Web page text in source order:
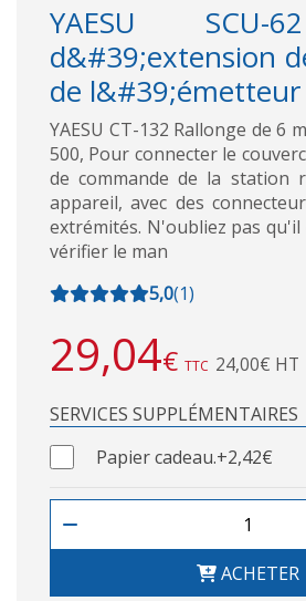
YAESU SCU-
d&#39;extension
de l&#39;émetteur
YAESU CT-132 Rallonge de 6
500, Pour connecter le
de commande de la station
appareil, avec des
extrémités. N'oubliez pas
vérifier le man
5,0(1)
29,04€ TTC 24,00€ HT
SERVICES SUPPLÉMENTAIRES
Papier cadeau.+2,42€
ACHETER